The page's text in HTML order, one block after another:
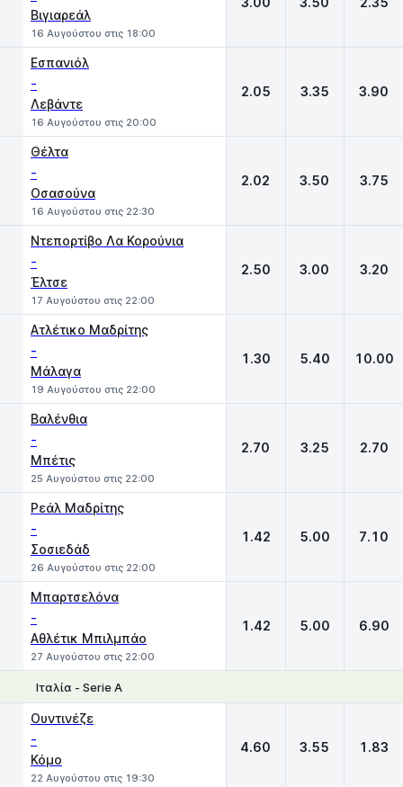
Βιγιαρεάλ
16 Αυγούστου στις 18:00
Εσπανιόλ
-
Λεβάντε
16 Αυγούστου στις 20:00
2.05 3.35 3.90
Θέλτα
-
Οσασούνα
16 Αυγούστου στις 22:30
2.02 3.50 3.75
Ντεπορτίβο Λα Κορούνια
-
Έλτσε
17 Αυγούστου στις 22:00
2.50 3.00 3.20
Ατλέτικο Μαδρίτης
-
Μάλαγα
19 Αυγούστου στις 22:00
1.30 5.40 10.00
Βαλένθια
-
Μπέτις
25 Αυγούστου στις 22:00
2.70 3.25 2.70
Ρεάλ Μαδρίτης
-
Σοσιεδάδ
26 Αυγούστου στις 22:00
1.42 5.00 7.10
Μπαρτσελόνα
-
Αθλέτικ Μπιλμπάο
27 Αυγούστου στις 22:00
1.42 5.00 6.90
Ιταλία - Serie A
Ουντινέζε
-
Κόμο
22 Αυγούστου στις 19:30
4.60 3.55 1.83